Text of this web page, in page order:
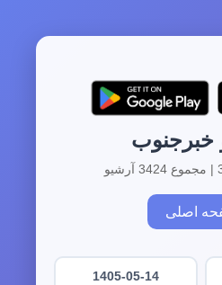
خبرجنوب
اصلی
1405-05-14